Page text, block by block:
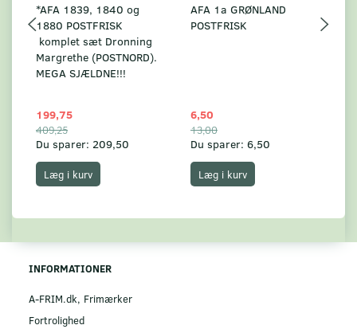
*AFA 1839, 1840 og
1880 POSTFRISK
komplet sæt Dronning
Margrethe (POSTNORD).
MEGA SJÆLDNE!!!
199,75
409,25
Du sparer: 209,50
Læg i kurv
AFA 1a GRØNLAND
POSTFRISK
6,50
13,00
Du sparer: 6,50
Læg i kurv
INFORMATIONER
A-FRIM.dk, Frimærker
Fortrolighed